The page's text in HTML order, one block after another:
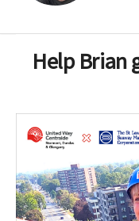
Help Brian